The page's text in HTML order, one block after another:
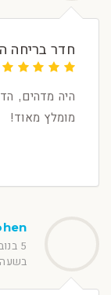
חדר בריחה
היה מדהים,
מומלץ מאוד!
5 בנובמבר 2021
בשעה 22:32